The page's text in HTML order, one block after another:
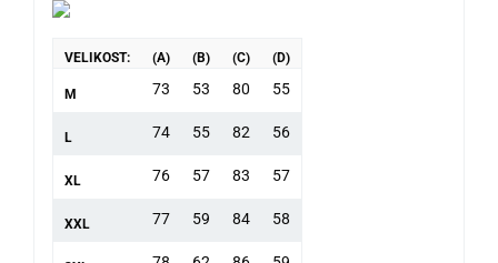
VELIKOST: (A) (B) (C) (D)
M 73 53 80 55
L 74 55 82 56
XL 76 57 83 57
XXL 77 59 84 58